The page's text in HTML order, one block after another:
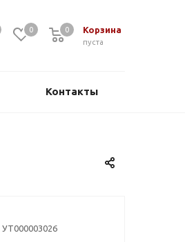
0 Корзина
0
пуста
0
Контакты
УТ000003026